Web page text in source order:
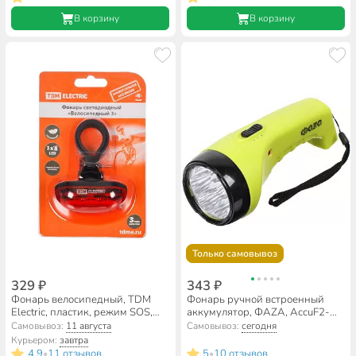
В корзину В корзину
329 ₽
Фонарь велосипедный, TDM
Electric, пластик, режим SOS,
SQ0350-0029
Самовывоз: 11 августа
Курьером:завтра
Только самовывоз
343 ₽
Фонарь ручной встроенный
аккумулятор, ФАZА, AccuF2-
L07-gn, зарядка от сети 220 В,
Самовывоз: сегодня